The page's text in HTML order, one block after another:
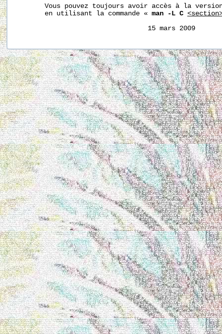
Vous pouvez toujours avoir accès à la
       en utilisant la commande «
man -L C